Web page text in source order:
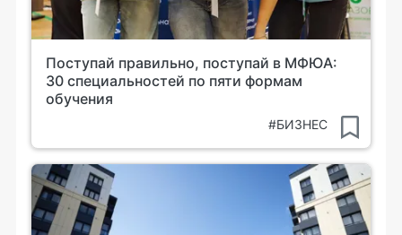
Поступай правильно, поступай в МФЮА:
30 специальностей по пяти формам
обучения
#БИЗНЕС